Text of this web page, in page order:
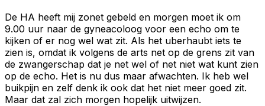
De HA heeft mij zonet gebeld en morgen moet ik om
9.00 uur naar de gyneacoloog voor een echo om te
kijken of er nog wel wat zit. Als het uberhaubt iets te
zien is, omdat ik volgens de arts net op de grens zit van
de zwangerschap dat je net wel of net niet wat kunt zien
op de echo. Het is nu dus maar afwachten. Ik heb wel
buikpijn en zelf denk ik ook dat het niet meer goed zit.
Maar dat zal zich morgen hopelijk uitwijzen.